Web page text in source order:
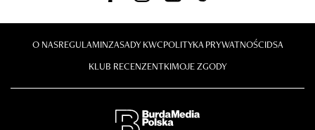
O NASREGULAMINZASADY KWCPOLITYKA PRYWATNOŚCIDSA
KLUB RECENZENTKIMOJE ZGODY